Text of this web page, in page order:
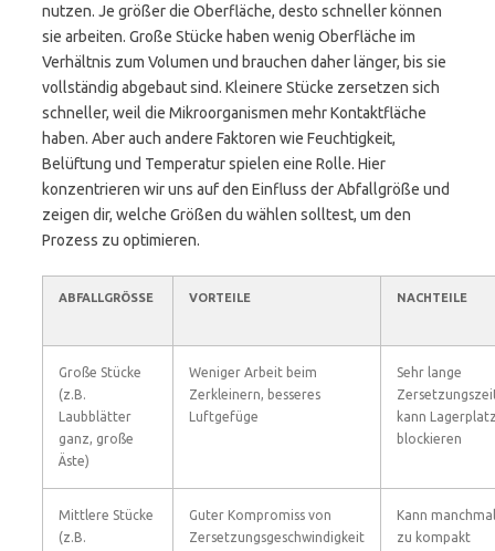
nutzen. Je größer die Oberfläche, desto schneller können
sie arbeiten. Große Stücke haben wenig Oberfläche im
Verhältnis zum Volumen und brauchen daher länger, bis sie
vollständig abgebaut sind. Kleinere Stücke zersetzen sich
schneller, weil die Mikroorganismen mehr Kontaktfläche
haben. Aber auch andere Faktoren wie Feuchtigkeit,
Belüftung und Temperatur spielen eine Rolle. Hier
konzentrieren wir uns auf den Einfluss der Abfallgröße und
zeigen dir, welche Größen du wählen solltest, um den
Prozess zu optimieren.
ABFALLGRÖSSE VORTEILE NACHTEILE
Große Stücke
(z.B.
Laubblätter
ganz, große
Äste)
Weniger Arbeit beim
Zerkleinern, besseres
Luftgefüge
Sehr lange
kann
blockieren
Mittlere Stücke
(z.B.
Guter Kompromiss von
Zersetzungsgeschwindigkeit
Kann manchmal
zu kompakt